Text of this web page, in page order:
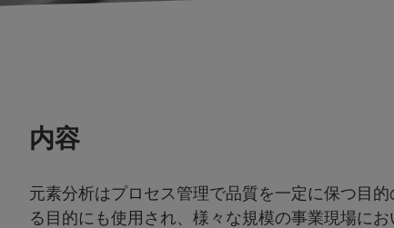
内容
元素分析はプロセス管理で品質を一定に保つ目
る目的にも使用され、様々な規模の事業現場に